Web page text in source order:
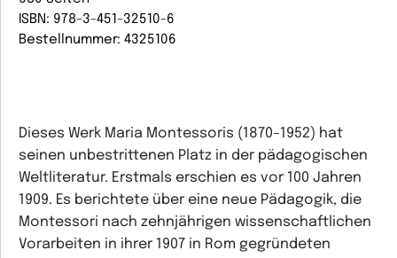
ISBN: 978-3-451-32510-6
Bestellnummer: 4325106
Dieses Werk Maria Montessoris (1870–1952) hat
seinen unbestrittenen Platz in der pädagogischen
Weltliteratur. Erstmals erschien es vor 100 Jahren
1909. Es berichtete über eine neue Pädagogik, die
Montessori nach zehnjährigen wissenschaftlichen
Vorarbeiten in ihrer 1907 in Rom gegründeten